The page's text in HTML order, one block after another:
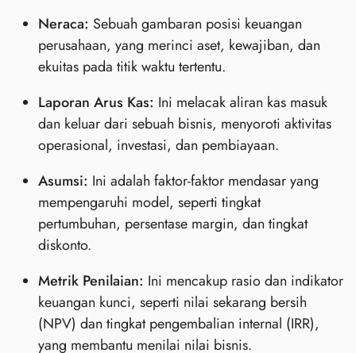
Neraca: Sebuah gambaran posisi keuangan
perusahaan, yang merinci aset, kewajiban, dan
ekuitas pada titik waktu tertentu.
Laporan Arus Kas: Ini melacak aliran kas masuk
dan keluar dari sebuah bisnis, menyoroti aktivitas
operasional, investasi, dan pembiayaan.
Asumsi: Ini adalah faktor-faktor mendasar yang
mempengaruhi model, seperti tingkat
pertumbuhan, persentase margin, dan tingkat
diskonto.
Metrik Penilaian: Ini mencakup rasio dan indikator
keuangan kunci, seperti nilai sekarang bersih
(NPV) dan tingkat pengembalian internal (IRR),
yang membantu menilai nilai bisnis.